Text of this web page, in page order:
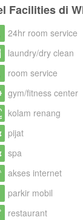
Facilities di
24hr room service
laundry/dry clean
room service
gym/fitness center
kolam renang
pijat
spa
akses internet
parkir mobil
restaurant